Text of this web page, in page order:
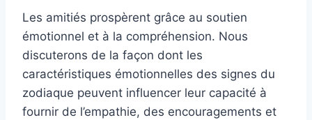
Les amitiés prospèrent grâce au soutien
émotionnel et à la compréhension. Nous
discuterons de la façon dont les
caractéristiques émotionnelles des signes du
zodiaque peuvent influencer leur capacité à
fournir de l’empathie, des encouragements et